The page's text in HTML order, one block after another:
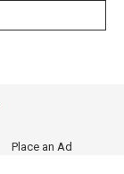
Place an Ad